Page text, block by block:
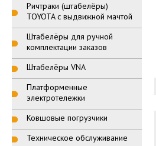
Ричтраки (штабелёры)
TOYOTA с выдвижной мачтой
Штабелёры для ручной
комплектации заказов
Штабелёры VNA
Платформенные
электротележки
Ковшовые погрузчики
Техническое обслуживание